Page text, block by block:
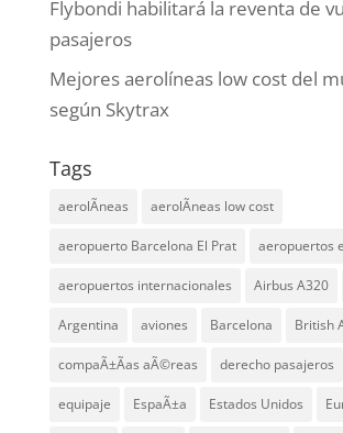
Flybondi habilitará la reventa de
pasajeros
Mejores aerolíneas low cost del
según Skytrax
Tags
aerolÃ­neas aerolÃ­neas low cost
aeropuerto Barcelona El Prat aeropuertos
aeropuertos internacionales Airbus A320
Argentina aviones Barcelona British
compaÃ±Ã­as aÃ©reas derecho pasajeros
equipaje EspaÃ±a Estados Unidos